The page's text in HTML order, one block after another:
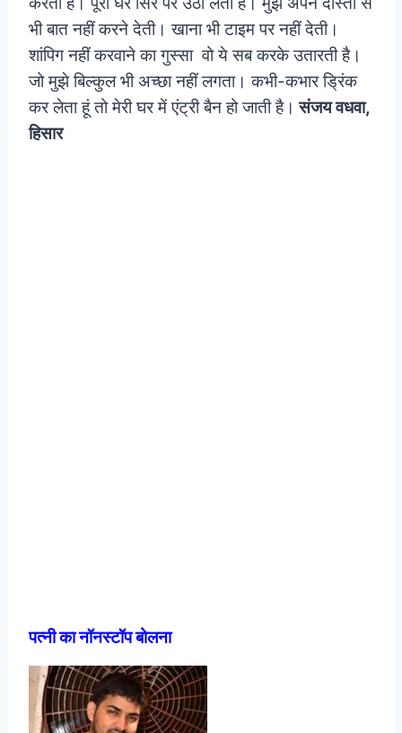
भी बात नहीं करने देती। खाना भी टाइम पर नहीं देती।
शांपिग नहीं करवाने का गुस्सा वो ये सब करके उतारती है।
जो मुझे बिल्कुल भी अच्छा नहीं लगता। कभी-कभार ड्रिंक
कर लेता हूं तो मेरी घर में एंट्री बैन हो जाती है। संजय वधवा,
हिसार
पत्नी का नॉनस्टॉप बोलना